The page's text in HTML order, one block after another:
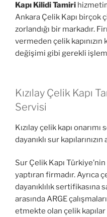
Kapı Kilidi Tamiri
Ankara Çelik Kapı birçok
zorlandığı bir markadır.
vermeden çelik
değişimi gibi gerekli
Kızılay Çelik Kapı
Servisi
Kızılay çelik kapı
dayanıklı sur
Sur Çelik Kapı Türkiye’nin
yaptıran firmadır. Ayrıca
dayanıklılık sertifikasına
arasında ARGE
etmekte olan çelik